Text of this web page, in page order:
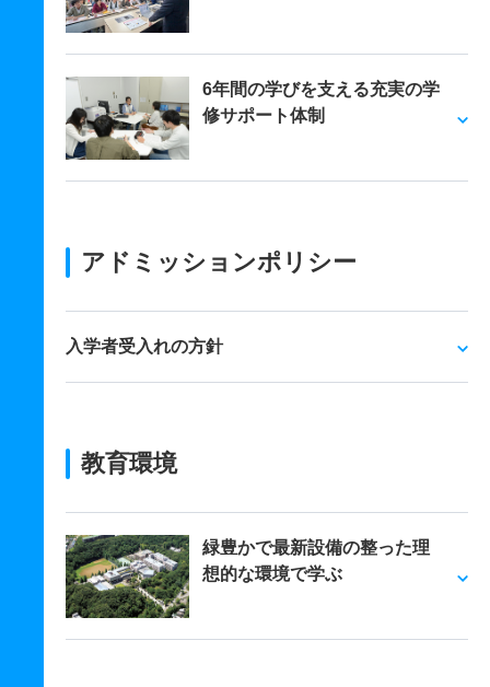
6年間の学びを支える充実の学
修サポート体制
アドミッションポリシー
入学者受入れの方針
教育環境
緑豊かで最新設備の整った理
想的な環境で学ぶ